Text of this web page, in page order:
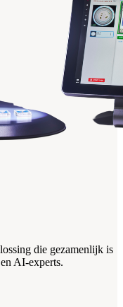
die gezamenlijk is
AI-experts.